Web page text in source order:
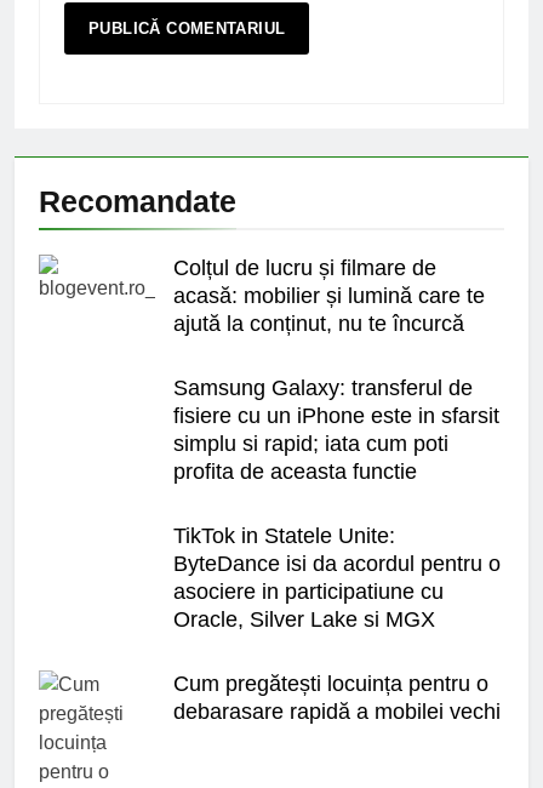
Recomandate
Colțul de lucru și filmare de
acasă: mobilier și lumină care te
ajută la conținut, nu te încurcă
Samsung Galaxy: transferul de
fisiere cu un iPhone este in sfarsit
simplu si rapid; iata cum poti
profita de aceasta functie
TikTok in Statele Unite:
ByteDance isi da acordul pentru o
asociere in participatiune cu
Oracle, Silver Lake si MGX
Cum pregătești locuința pentru o
debarasare rapidă a mobilei vechi